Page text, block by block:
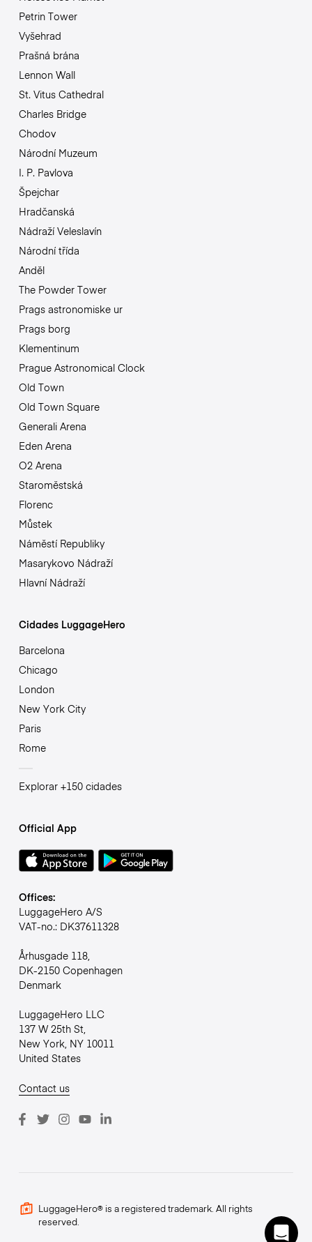
Petrin Tower
Vyšehrad
Prašná brána
Lennon Wall
St. Vitus Cathedral
Charles Bridge
Chodov
Národní Muzeum
I. P. Pavlova
Špejchar
Hradčanská
Nádraží Veleslavín
Národní třída
Anděl
The Powder Tower
Prags astronomiske ur
Prags borg
Klementinum
Prague Astronomical Clock
Old Town
Old Town Square
Generali Arena
Eden Arena
O2 Arena
Staroměstská
Florenc
Můstek
Náměstí Republiky
Masarykovo Nádraží
Hlavní Nádraží
Cidades LuggageHero
Barcelona
Chicago
London
New York City
Paris
Rome
Explorar +150 cidades
Official App
Offices:
LuggageHero A/S
VAT-no.: DK37611328
Århusgade 118,
DK-2150 Copenhagen
Denmark
LuggageHero LLC
137 W 25th St,
New York, NY 10011
United States
Contact us
LuggageHero® is a registered trademark. All rights
reserved.